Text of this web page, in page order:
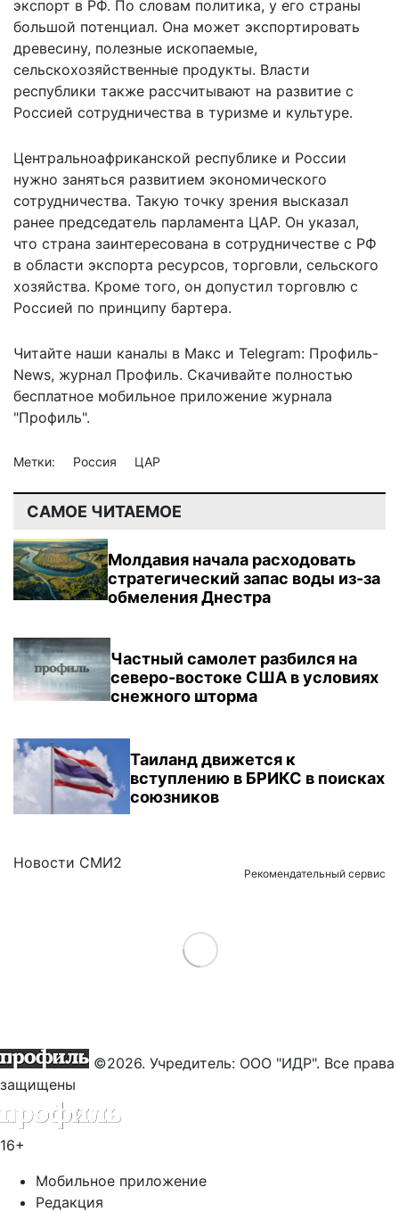
экспорт в РФ. По словам политика, у его страны
большой потенциал. Она может экспортировать
древесину, полезные ископаемые,
сельскохозяйственные продукты. Власти
республики также рассчитывают на развитие с
Россией сотрудничества в туризме и культуре.
Центральноафриканской республике и России
нужно заняться развитием экономического
сотрудничества. Такую точку зрения высказал
ранее председатель парламента ЦАР. Он указал,
что страна заинтересована в сотрудничестве с РФ
в области экспорта ресурсов, торговли, сельского
хозяйства. Кроме того, он допустил торговлю с
Россией по принципу бартера.
Читайте наши каналы в Макс и Telegram: Профиль-
News, журнал Профиль. Скачивайте полностью
бесплатное мобильное приложение журнала
"Профиль".
Метки: Россия ЦАР
САМОЕ ЧИТАЕМОЕ
Молдавия начала расходовать
стратегический запас воды из-за
обмеления Днестра
Частный самолет разбился на
северо-востоке США в условиях
снежного шторма
Таиланд движется к
вступлению в БРИКС в поисках
союзников
Новости СМИ2
Рекомендательный сервис
Load More
©2026. Учредитель: ООО "ИДР". Все права
защищены
16+
Мобильное приложение
Редакция